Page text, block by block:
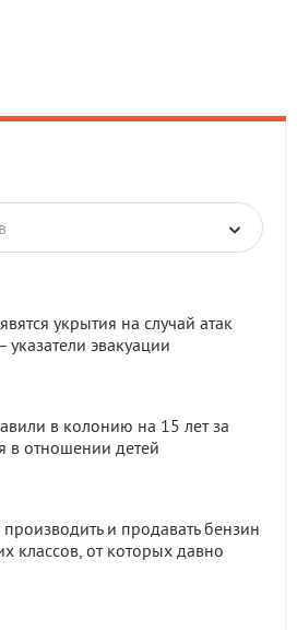
укрытия на случай атак
эвакуации
в колонию на 15 лет за
в отношении детей
и продавать бензин
классов, от которых давно